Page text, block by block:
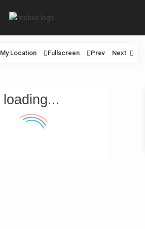
loading...
My Location Fullscreen Prev Next